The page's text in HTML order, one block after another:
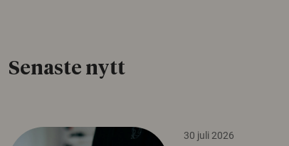
Senaste nytt
30 juli 2026